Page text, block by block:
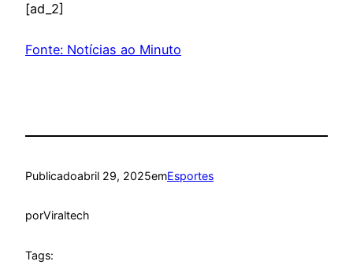
[ad_2]
Fonte: Notícias ao Minuto
Publicadoabril 29, 2025emEsportes
porViraltech
Tags: